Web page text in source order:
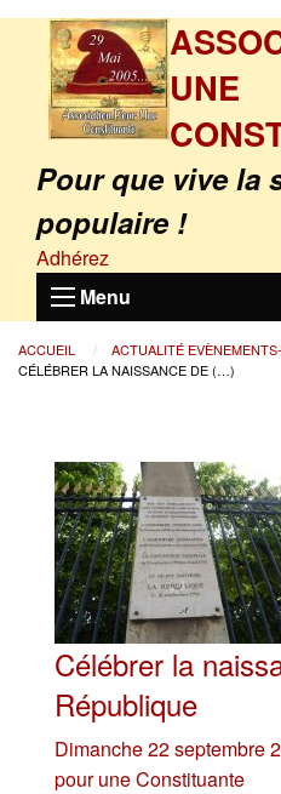
UNE
Pour que vive la
populaire !
Adhérez
Menu
ACCUEIL ACTUALITÉ
CÉLÉBRER LA NAISSANCE DE (…)
Célébrer la
République
Dimanche 22 septembre
pour une Constituante